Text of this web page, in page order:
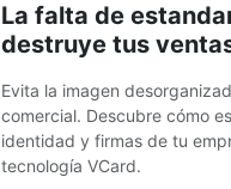
La falta de
destruye tus
Evita la imagen
comercial. Descubre cómo
identidad y firmas de tu
tecnología VCard.